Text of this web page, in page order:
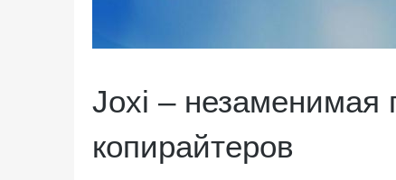
Joxi – незаменимая
копирайтеров